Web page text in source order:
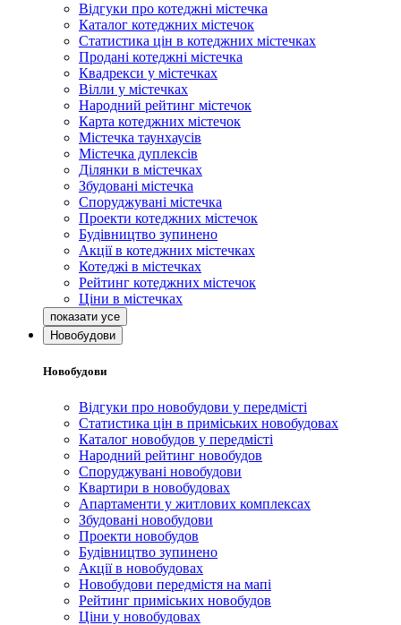
Відгуки про котеджні містечка
Каталог котеджних містечок
Статистика цін в котеджних містечках
Продані котеджні містечка
Квадрекси у містечках
Вілли у містечках
Народний рейтинг містечок
Карта котеджних містечок
Містечка таунхаусів
Містечка дуплексів
Ділянки в містечках
Збудовані містечка
Споруджувані містечка
Проекти котеджних містечок
Будівництво зупинено
Акції в котеджних містечках
Котеджі в містечках
Рейтинг котеджних містечок
Ціни в містечках
Новобудови
Новобудови
Відгуки про новобудови у передмісті
Статистика цін в приміських новобудовах
Каталог новобудов у передмісті
Народний рейтинг новобудов
Споруджувані новобудови
Квартири в новобудовах
Апартаменти у житлових комплексах
Збудовані новобудови
Проекти новобудов
Будівництво зупинено
Акції в новобудовах
Новобудови передмістя на мапі
Рейтинг приміських новобудов
Ціни у новобудовах